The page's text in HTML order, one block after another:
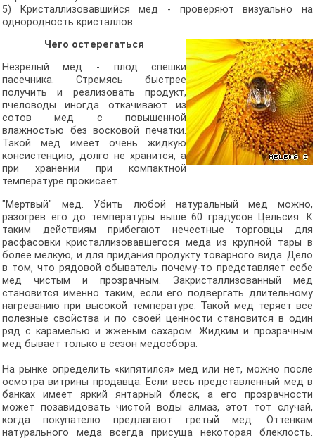
5) Кристаллизовавшийся мед - проверяют визуально на
однородность кристаллов.
Чего остерегаться
Незрелый мед - плод спешки
пасечника. Стремясь быстрее
получить и реализовать продукт,
пчеловоды иногда откачивают из
сотов мед с повышенной
влажностью без восковой печатки.
Такой мед имеет очень жидкую
консистенцию, долго не хранится, а
при хранении при компактной
температуре прокисает.
"Мертвый" мед. Убить любой натуральный мед можно,
разогрев его до температуры выше 60 градусов Цельсия. К
таким действиям прибегают нечестные торговцы для
расфасовки кристаллизовавшегося меда из крупной тары в
более мелкую, и для придания продукту товарного вида. Дело
в том, что рядовой обыватель почему-то представляет себе
мед чистым и прозрачным. Закристаллизованный мед
становится именно таким, если его подвергать длительному
нагреванию при высокой температуре. Такой мед теряет все
полезные свойства и по своей ценности становится в один
ряд с карамелью и жженым сахаром. Жидким и прозрачным
мед бывает только в сезон медосбора.
На рынке определить «кипятился» мед или нет, можно после
осмотра витрины продавца. Если весь представленный мед в
банках имеет яркий янтарный блеск, а его прозрачности
может позавидовать чистой воды алмаз, этот тот случай,
когда покупателю предлагают гретый мед. Оттенкам
натурального меда всегда присуща некоторая блеклость.